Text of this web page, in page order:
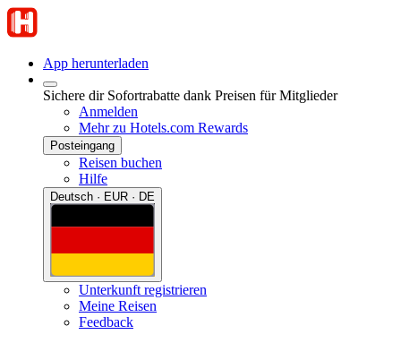
App herunterladen
Sichere dir Sofortrabatte dank Preisen für Mitglieder
Anmelden
Mehr zu Hotels.com Rewards
Posteingang
Reisen buchen
Hilfe
Deutsch · EUR · DE
Unterkunft registrieren
Meine Reisen
Feedback